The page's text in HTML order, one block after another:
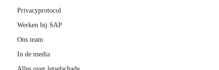
Privacyprotocol
Werken bij SAP
Ons team
In de media